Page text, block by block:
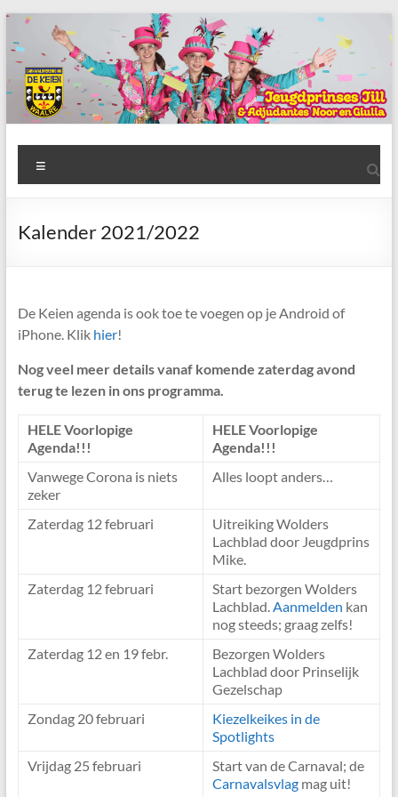
Ga
naar
de
inhoud
AWC
de
Keien
De
Keien
Kalender 2021/2022
De Keien agenda is ook toe te voegen op je Android of
iPhone. Klik hier!
Nog veel meer details vanaf komende zaterdag avond
terug te lezen in ons programma.
HELE Voorlopige
Agenda!!!
HELE Voorlopige
Agenda!!!
Vanwege Corona is niets
zeker
Alles loopt anders…
Zaterdag 12 februari
Uitreiking Wolders
Lachblad door Jeugdprins
Mike.
Zaterdag 12 februari
Start bezorgen Wolders
Lachblad.Aanmelden kan
nog steeds; graag zelfs!
Zaterdag 12 en 19 febr.
Bezorgen Wolders
Lachblad door Prinselijk
Gezelschap
Zondag 20 februari
Kiezelkeikes in de
Spotlights
Vrijdag 25 februari
Start van de Carnaval; de
Carnavalsvlagmag uit!